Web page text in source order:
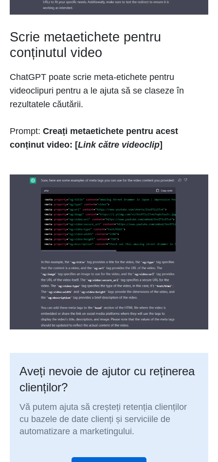
Scrie metaetichete pentru
conținutul video
ChatGPT poate scrie meta-etichete pentru
videoclipuri pentru a le ajuta să se claseze în
rezultatele căutării.
Prompt: Creați metaetichete pentru acest
conținut video: [Link către videoclip]
Aveți nevoie de ajutor cu reținerea
clienților?
Vă putem ajuta să creșteți retenția clienților
cu bazele de date clienți și serviciile de
automatizare a marketingului.